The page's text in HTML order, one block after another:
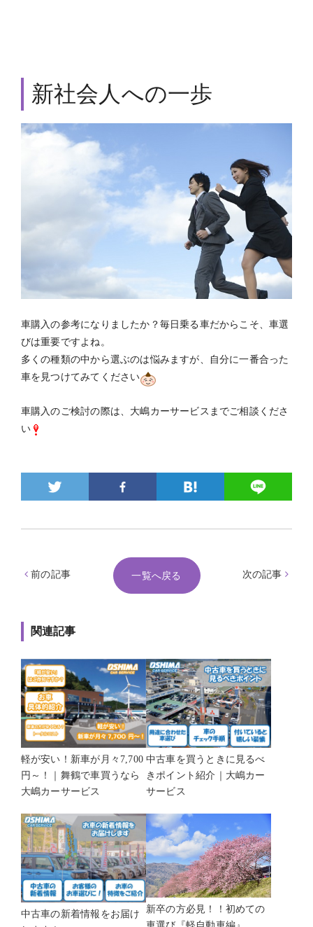
新社会人への一歩
車購入の参考になりましたか？毎日乗る車だからこそ、車選
びは重要ですよね。
多くの種類の中から選ぶのは悩みますが、自分に一番合った
車を見つけてみてください
車購入のご検討の際は、大嶋カーサービスまでご相談くださ
い
一覧へ戻る
前の記事 次の記事
関連記事
軽が安い！新車が月々7,700
円～！｜舞鶴で車買うなら
大嶋カーサービス
中古車を買うときに見るべ
きポイント紹介｜大嶋カー
サービス
中古車の新着情報をお届け
新卒の方必見！！初めての